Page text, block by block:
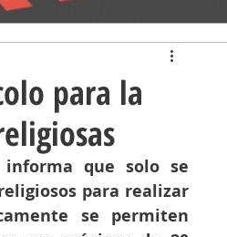
para la
informa que solo se
para realizar
se permiten